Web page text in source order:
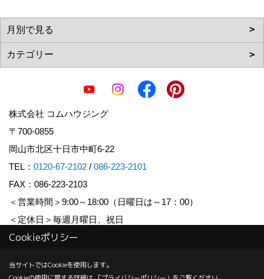
株式会社 コムハウジング
〒700-0855
岡山市北区十日市中町6-22
TEL： 0120-67-2102 / 086-223-2101
FAX：086-223-2103
＜営業時間＞9:00～18:00（日曜日は～17：00）
＜定休日＞毎週月曜日、祝日
Copyright (c) COM HOUSHING Inc. All Rights Reserved.
Cookieポリシー
当サイトではCookieを使用します。